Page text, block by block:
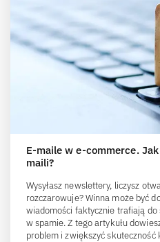
E-maile w e-commerce.
maili?
Wysyłasz newslettery, liczysz
rozczarowuje? Winna może być
wiadomości faktycznie trafiają
w spamie. Z tego artykułu
problem i zwiększyć